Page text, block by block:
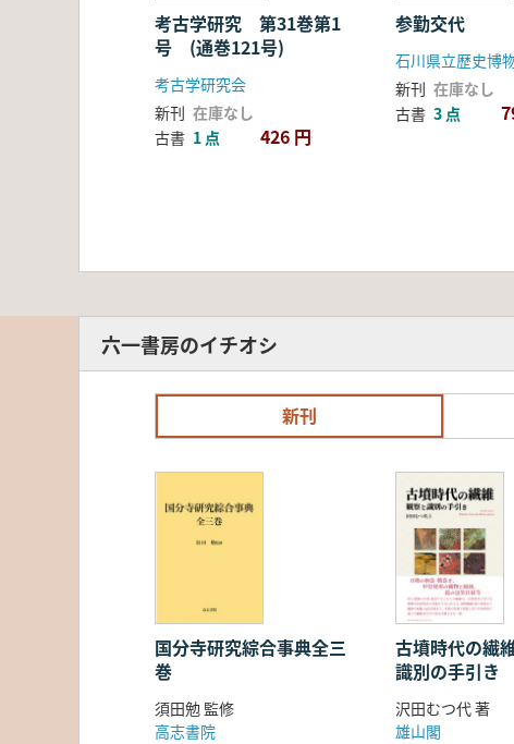
考古学研究 第31巻第1
号 (通巻121号)
考古学研究会
新刊 在庫なし
古書 1 点 426 円
参勤交代
石川県立歴史博
新刊 在庫なし
古書 3 点
六一書房のイチオシ
新刊
国分寺研究綜合事典全三
巻
須田勉 監修
高志書院
古墳時代の繊
識別の手引き
沢田むつ代 著
雄山閣